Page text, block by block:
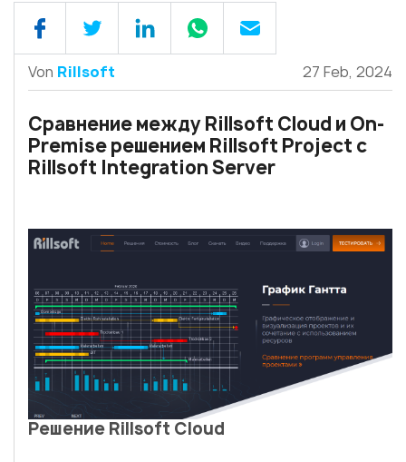
Von Rillsoft 27 Feb, 2024
Сравнение между Rillsoft Cloud и On-
Premise решением Rillsoft Project с
Rillsoft Integration Server
Решение Rillsoft Cloud